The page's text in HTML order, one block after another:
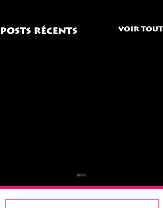
Posts récents Voir tout